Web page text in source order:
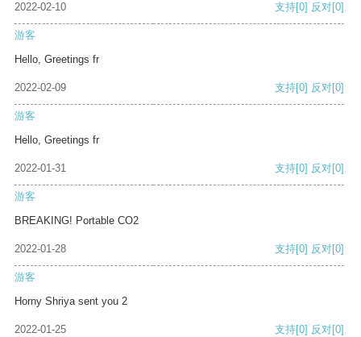
2022-02-10 支持[0] 反对[0]
游客
Hello, Greetings fr
2022-02-09 支持[0] 反对[0]
游客
Hello, Greetings fr
2022-01-31 支持[0] 反对[0]
游客
BREAKING! Portable CO2
2022-01-28 支持[0] 反对[0]
游客
Horny Shriya sent you 2
2022-01-25 支持[0] 反对[0]